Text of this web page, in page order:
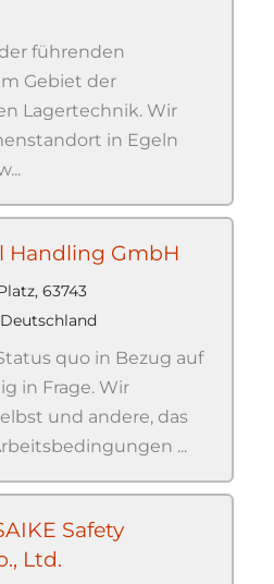
führenden
Gebiet der
Lagertechnik. Wir
in Egeln
Handling GmbH
63743
quo in Bezug auf
in Frage. Wir
und andere, das
...
Safety
Ltd.